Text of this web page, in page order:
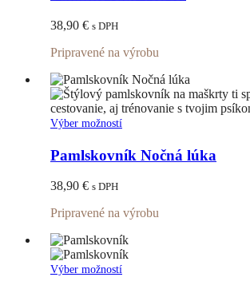
viacero
si
môžete
vybrať
na
stránke
produktu.
38,90 € s DPH
Pripravené na výrobu
Výber možnostíTento
má
viacero
si
môžete
vybrať
na
stránke
Pamlskovník Nočná lúka
38,90 € s DPH
Pripravené na výrobu
Výber možnostíTento